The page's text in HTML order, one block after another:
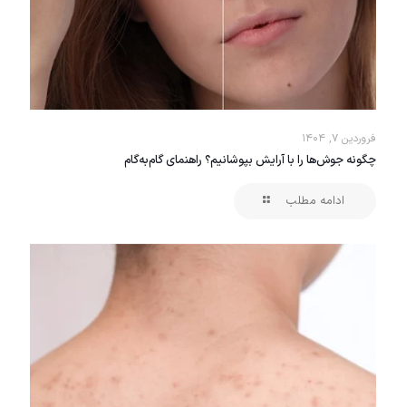
فروردین ۷, ۱۴۰۴
چگونه جوش‌ها را با آرایش بپوشانیم؟ راهنمای گام‌به‌گام
ادامه مطلب